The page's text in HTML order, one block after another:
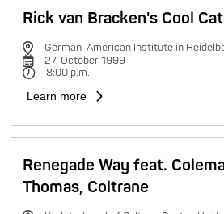
Rick van Bracken's Cool
German-American Institute in
27. October 1999
8:00 p.m.
Learn more
Renegade Way feat.
Thomas, Coltrane